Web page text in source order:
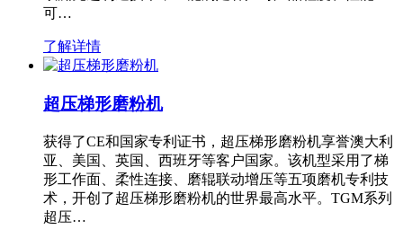
可…
了解详情
超压梯形磨粉机
获得了CE和国家专利证书，超压梯形磨粉机享誉澳大利
亚、美国、英国、西班牙等客户国家。该机型采用了梯
形工作面、柔性连接、磨辊联动增压等五项磨机专利技
术，开创了超压梯形磨粉机的世界最高水平。TGM系列
超压…